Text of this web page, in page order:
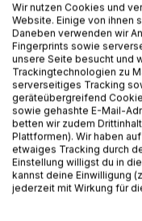
In der Sache selbst
befugt bin, in eine
Mit Ihrer Beschwerde
Errichtung und
Entscheidung
Tätigkeit einer
Kernbereich sind
damit aber gerade
(Artikel 97 Absatz 1
Verfassungs wegen
Entscheidungen des
Wir nutzen Cookies und
Website. Einige von ihnen
Daneben verwenden wir
Fingerprints sowie
unsere Seite besucht und
Trackingtechnologien zu
serverseitiges Tracking
geräteübergreifend
sowie gehashte E-Mail-
betten wir zudem
Plattformen). Wir haben
etwaiges Tracking durch
Einstellung willigst du in
kannst deine Einwilligung
jederzeit mit Wirkung für